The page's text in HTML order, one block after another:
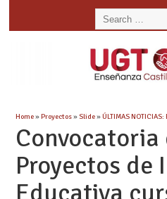
Home»Proyectos»Slide»ÚLTIMAS NOTICIAS:
Convocatoria
Proyectos de